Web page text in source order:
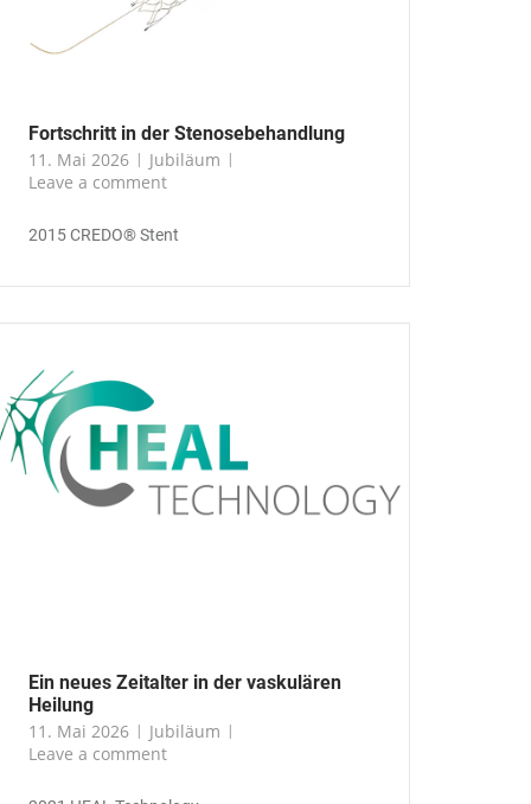
Fortschritt in der Stenosebehandlung
11. Mai 2026
Jubiläum
Leave a comment
2015 CREDO® Stent
Ein neues Zeitalter in der vaskulären
Heilung
11. Mai 2026
Jubiläum
Leave a comment